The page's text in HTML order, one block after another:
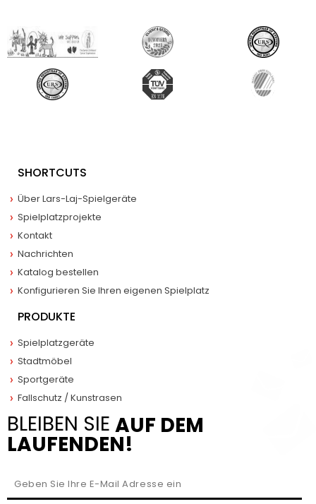
SHORTCUTS
Über Lars-Laj-Spielgeräte
Spielplatzprojekte
Kontakt
Nachrichten
Katalog bestellen
Konfigurieren Sie Ihren eigenen Spielplatz
PRODUKTE
Spielplatzgeräte
Stadtmöbel
Sportgeräte
Fallschutz / Kunstrasen
BLEIBEN SIE AUF DEM
LAUFENDEN!